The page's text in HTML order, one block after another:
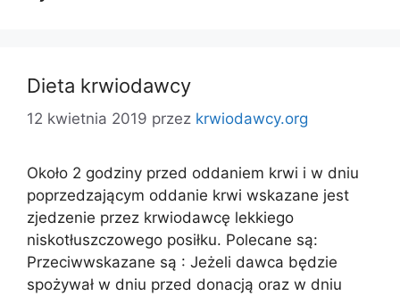
Dieta krwiodawcy
12 kwietnia 2019 przez krwiodawcy.org
Około 2 godziny przed oddaniem krwi i w dniu
poprzedzającym oddanie krwi wskazane jest
zjedzenie przez krwiodawcę lekkiego
niskotłuszczowego posiłku. Polecane są:
Przeciwwskazane są : Jeżeli dawca będzie
spożywał w dniu przed donacją oraz w dniu